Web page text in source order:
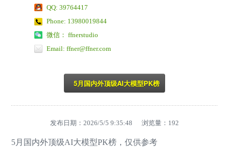
QQ: 39764417
Phone: 13980019844
微信： ffnerstudio
Email: ffner@ffner.com
5月国内外顶级AI大模型PK榜
发布日期：2026/5/5 9:35:48 浏览量： 192
5月国内外顶级AI大模型PK榜，仅供参考